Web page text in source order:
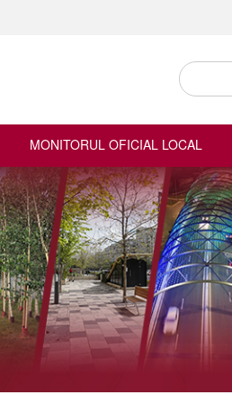
MONITORUL OFICIAL LOCAL